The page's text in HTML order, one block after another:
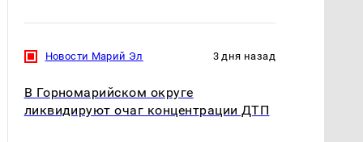
Новости Марий Эл 3 дня назад
В Горномарийском округе
ликвидируют очаг концентрации ДТП